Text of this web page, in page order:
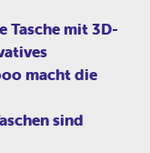
Tasche mit 3D-
macht die
sind